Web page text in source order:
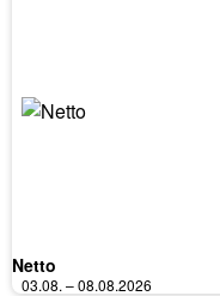
Netto
03.08. – 08.08.2026